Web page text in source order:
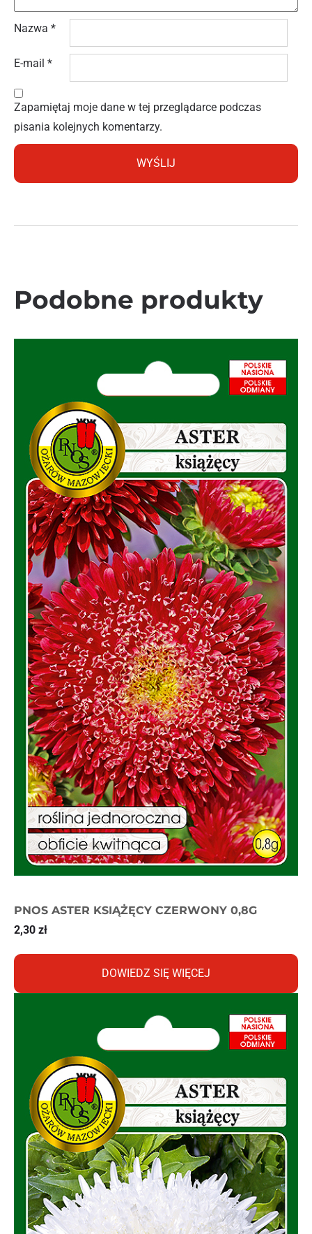
Nazwa *
E-mail *
Zapamiętaj moje dane w tej przeglądarce podczas
pisania kolejnych komentarzy.
Podobne produkty
PNOS ASTER KSIĄŻĘCY CZERWONY 0,8G
2,30 zł
DOWIEDZ SIĘ WIĘCEJ